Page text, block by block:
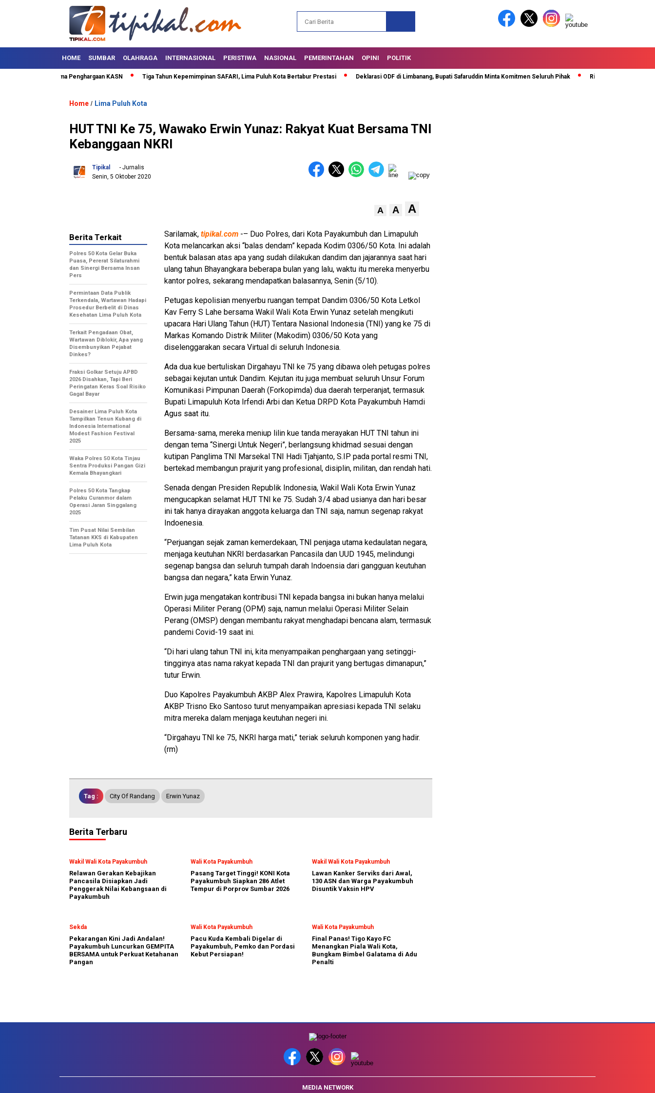
HOME SUMBAR OLAHRAGA INTERNASIONAL PERISTIWA NASIONAL PEMERINTAHAN OPINI POLITIK
Kota Terima Penghargaan KASN Tiga Tahun Kepemimpinan SAFARI, Lima Puluh Kota Bertabur Prestasi Deklarasi ODF di Limbanang, Bupati Safaruddin Minta Komitmen Seluruh Pihak Rida Ananda Di Kukuhkan
Home / Lima Puluh Kota
HUT TNI Ke 75, Wawako Erwin Yunaz: Rakyat Kuat Bersama TNI
Kebanggaan NKRI
Tipikal
- Jurnalis
Senin, 5 Oktober 2020
A A A
Sarilamak, tipikal.com -– Duo Polres, dari Kota Payakumbuh dan Limapuluh
Kota melancarkan aksi “balas dendam” kepada Kodim 0306/50 Kota. Ini adalah
bentuk balasan atas apa yang sudah dilakukan dandim dan jajarannya saat hari
ulang tahun Bhayangkara beberapa bulan yang lalu, waktu itu mereka menyerbu
kantor polres, sekarang mendapatkan balasannya, Senin (5/10).
Petugas kepolisian menyerbu ruangan tempat Dandim 0306/50 Kota Letkol
Kav Ferry S Lahe bersama Wakil Wali Kota Erwin Yunaz setelah mengikuti
upacara Hari Ulang Tahun (HUT) Tentara Nasional Indonesia (TNI) yang ke 75 di
Markas Komando Distrik Militer (Makodim) 0306/50 Kota yang
diselenggarakan secara Virtual di seluruh Indonesia.
Ada dua kue bertuliskan Dirgahayu TNI ke 75 yang dibawa oleh petugas polres
sebagai kejutan untuk Dandim. Kejutan itu juga membuat seluruh Unsur Forum
Komunikasi Pimpunan Daerah (Forkopimda) dua daerah terperanjat, termasuk
Bupati Limapuluh Kota Irfendi Arbi dan Ketua DRPD Kota Payakumbuh Hamdi
Agus saat itu.
Bersama-sama, mereka meniup lilin kue tanda merayakan HUT TNI tahun ini
dengan tema “Sinergi Untuk Negeri”, berlangsung khidmad sesuai dengan
kutipan Panglima TNI Marsekal TNI Hadi Tjahjanto, S.IP pada portal resmi TNI,
bertekad membangun prajurit yang profesional, disiplin, militan, dan rendah hati.
Senada dengan Presiden Republik Indonesia, Wakil Wali Kota Erwin Yunaz
mengucapkan selamat HUT TNI ke 75. Sudah 3/4 abad usianya dan hari besar
ini tak hanya dirayakan anggota keluarga dan TNI saja, namun segenap rakyat
Indoenesia.
“Perjuangan sejak zaman kemerdekaan, TNI penjaga utama kedaulatan negara,
menjaga keutuhan NKRI berdasarkan Pancasila dan UUD 1945, melindungi
segenap bangsa dan seluruh tumpah darah Indoensia dari gangguan keutuhan
bangsa dan negara,” kata Erwin Yunaz.
Erwin juga mengatakan kontribusi TNI kepada bangsa ini bukan hanya melalui
Operasi Militer Perang (OPM) saja, namun melalui Operasi Militer Selain
Perang (OMSP) dengan membantu rakyat menghadapi bencana alam, termasuk
pandemi Covid-19 saat ini.
“Di hari ulang tahun TNI ini, kita menyampaikan penghargaan yang setinggi-
tingginya atas nama rakyat kepada TNI dan prajurit yang bertugas dimanapun,”
tutur Erwin.
Duo Kapolres Payakumbuh AKBP Alex Prawira, Kapolres Limapuluh Kota
AKBP Trisno Eko Santoso turut menyampaikan apresiasi kepada TNI selaku
mitra mereka dalam menjaga keutuhan negeri ini.
“Dirgahayu TNI ke 75, NKRI harga mati,” teriak seluruh komponen yang hadir.
(rm)
Berita Terkait
Polres 50 Kota Gelar Buka
Puasa, Pererat Silaturahmi
dan Sinergi Bersama Insan
Pers
Permintaan Data Publik
Terkendala, Wartawan Hadapi
Prosedur Berbelit di Dinas
Kesehatan Lima Puluh Kota
Terkait Pengadaan Obat,
Wartawan Diblokir, Apa yang
Disembunyikan Pejabat
Dinkes?
Fraksi Golkar Setuju APBD
2026 Disahkan, Tapi Beri
Peringatan Keras Soal Risiko
Gagal Bayar
Desainer Lima Puluh Kota
Tampilkan Tenun Kubang di
Indonesia International
Modest Fashion Festival
2025
Waka Polres 50 Kota Tinjau
Sentra Produksi Pangan Gizi
Kemala Bhayangkari
Polres 50 Kota Tangkap
Pelaku Curanmor dalam
Operasi Jaran Singgalang
2025
Tim Pusat Nilai Sembilan
Tatanan KKS di Kabupaten
Lima Puluh Kota
Tag : City Of Randang Erwin Yunaz
Berita Terbaru
Wakil Wali Kota Payakumbuh
Relawan Gerakan Kebajikan
Pancasila Disiapkan Jadi
Penggerak Nilai Kebangsaan di
Payakumbuh
Wali Kota Payakumbuh
Pasang Target Tinggi! KONI Kota
Payakumbuh Siapkan 286 Atlet
Tempur di Porprov Sumbar 2026
Wakil Wali Kota Payakumbuh
Lawan Kanker Serviks dari Awal,
130 ASN dan Warga Payakumbuh
Disuntik Vaksin HPV
Sekda
Pekarangan Kini Jadi Andalan!
Payakumbuh Luncurkan GEMPITA
BERSAMA untuk Perkuat Ketahanan
Pangan
Wali Kota Payakumbuh
Pacu Kuda Kembali Digelar di
Payakumbuh, Pemko dan Pordasi
Kebut Persiapan!
Wali Kota Payakumbuh
Final Panas! Tigo Kayo FC
Menangkan Piala Wali Kota,
Bungkam Bimbel Galatama di Adu
Penalti
MEDIA NETWORK